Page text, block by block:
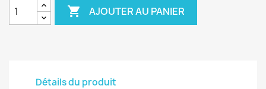
 AJOUTER AU PANIER
Détails du produit